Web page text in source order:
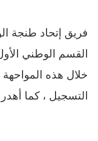
فريق إتحاد طنجة
القسم الوطني
خلال هذه
التسجيل ، كما